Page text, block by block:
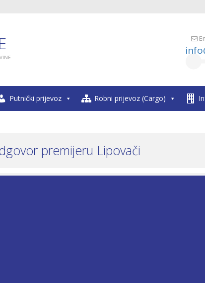
Putnički prijevoz Robni prijevoz (Cargo)
premijeru Lipovači